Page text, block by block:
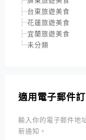
台東旅遊美食
花蓮旅遊美食
宜蘭旅遊美食
未分類
適用電子郵件
輸入你的電子郵件地
新通知。